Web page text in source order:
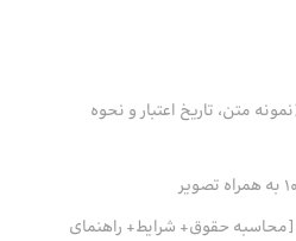
متن، تاریخ اعتبار و نحوه
بیمه بیکاری چیست؟ 1405 [محاسبه حقوق+ شرایط+ راهنمای